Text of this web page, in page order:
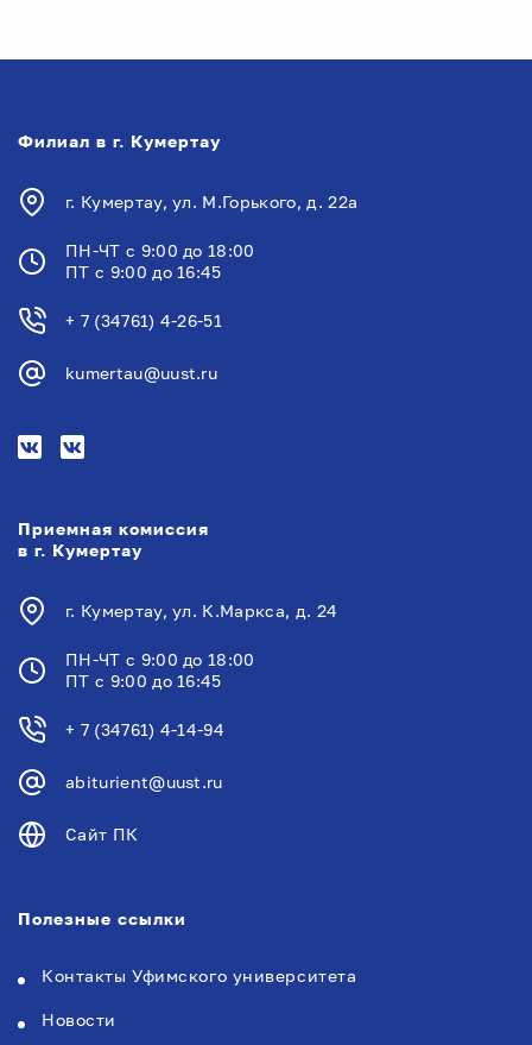
Филиал в г. Кумертау
г. Кумертау, ул. М.Горького, д. 22а
ПН-ЧТ с 9:00 до 18:00
ПТ с 9:00 до 16:45
+ 7 (34761) 4-26-51
kumertau@uust.ru
Приемная комиссия
в г. Кумертау
г. Кумертау, ул. К.Маркса, д. 24
ПН-ЧТ с 9:00 до 18:00
ПТ с 9:00 до 16:45
+ 7 (34761) 4-14-94
abiturient@uust.ru
Сайт ПК
Полезные ссылки
Контакты Уфимского университета
Новости